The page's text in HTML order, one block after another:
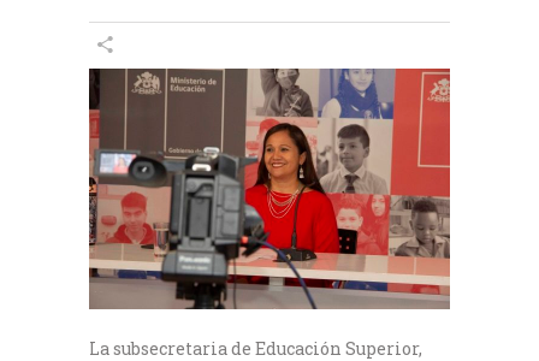
La subsecretaria de Educación Superior,